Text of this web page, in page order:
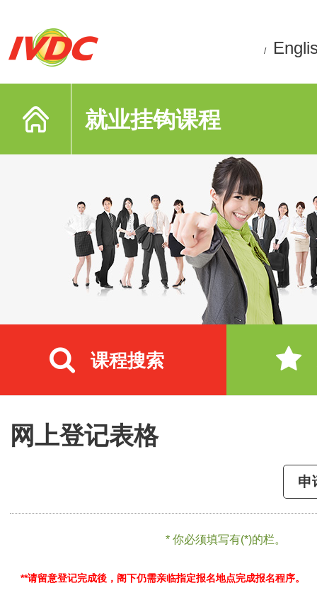
/
就业挂钩课程
课程搜索
网上登记表格
申
* 你必须填写有(*)的栏。
**请留意登记完成後，阁下仍需亲临指定报名地点完成报名程序。